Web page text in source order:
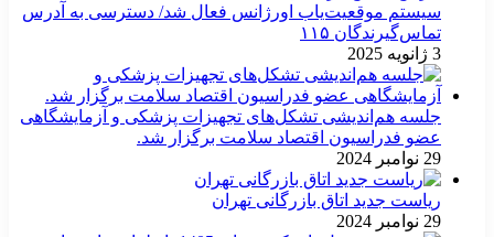
سیستم موقعیت‌یاب اورژانس فعال شد/ دسترسی به آدرس
تماس‌گیرندگان ۱۱۵
3 ژانویه 2025
جلسه هم‌اندیشی تشکل‌های تجهیزات پزشکی و آزمایشگاهی
عضو فدراسیون اقتصاد سلامت برگزار شد.
29 نوامبر 2024
ریاست جدید اتاق بازرگانی تهران
29 نوامبر 2024